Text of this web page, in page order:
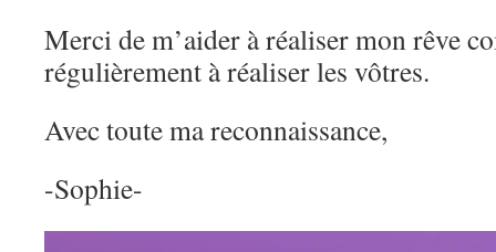
Merci de m’aider à réaliser mon rêve
régulièrement à réaliser les vôtres.
Avec toute ma reconnaissance,
-Sophie-